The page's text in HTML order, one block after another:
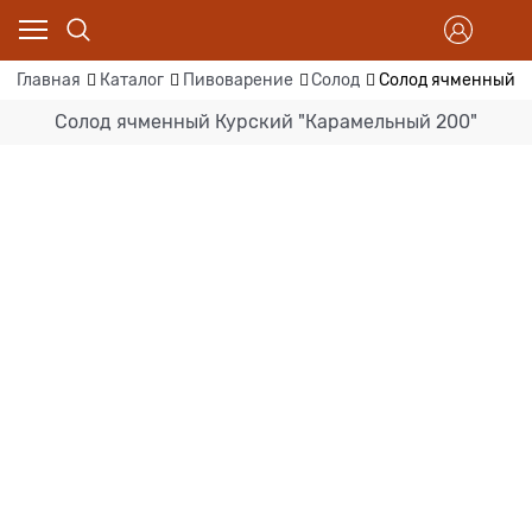
Главная Каталог Пивоварение Солод Солод ячменный
Солод ячменный Курский "Карамельный 200"